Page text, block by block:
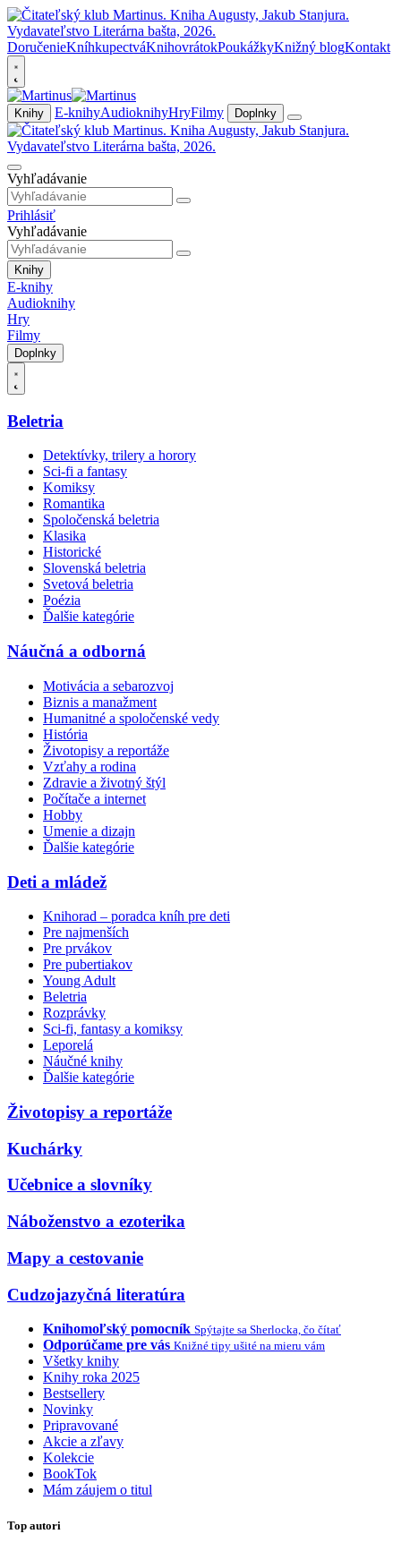
DoručenieKníhkupectváKnihovrátokPoukážkyKnižný blogKontakt
Knihy E-knihyAudioknihyHryFilmy Doplnky
Vyhľadávanie
Prihlásiť
Vyhľadávanie
Knihy
E-knihy
Audioknihy
Hry
Filmy
Doplnky
Beletria
Detektívky, trilery a horory
Sci-fi a fantasy
Komiksy
Romantika
Spoločenská beletria
Klasika
Historické
Slovenská beletria
Svetová beletria
Poézia
Ďalšie kategórie
Náučná a odborná
Motivácia a sebarozvoj
Biznis a manažment
Humanitné a spoločenské vedy
História
Životopisy a reportáže
Vzťahy a rodina
Zdravie a životný štýl
Počítače a internet
Hobby
Umenie a dizajn
Ďalšie kategórie
Deti a mládež
Knihorad – poradca kníh pre deti
Pre najmenších
Pre prvákov
Pre pubertiakov
Young Adult
Beletria
Rozprávky
Sci-fi, fantasy a komiksy
Leporelá
Náučné knihy
Ďalšie kategórie
Životopisy a reportáže
Kuchárky
Učebnice a slovníky
Náboženstvo a ezoterika
Mapy a cestovanie
Cudzojazyčná literatúra
Knihomoľský pomocník Spýtajte sa Sherlocka, čo čítať
Odporúčame pre vás Knižné tipy ušité na mieru vám
Všetky knihy
Knihy roka 2025
Bestsellery
Novinky
Pripravované
Akcie a zľavy
Kolekcie
BookTok
Mám záujem o titul
Top autori